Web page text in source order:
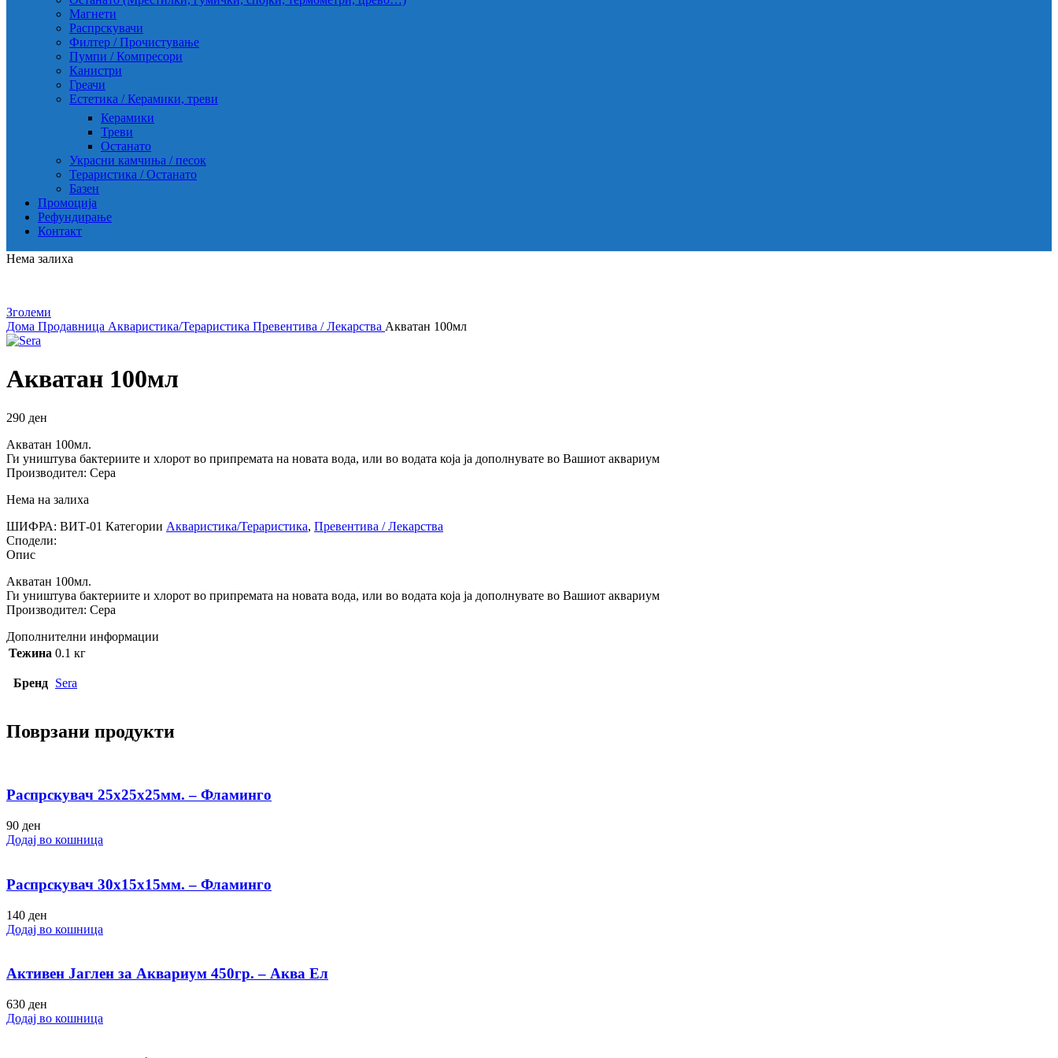
Магнети
Распрскувачи
Филтер / Прочистување
Пумпи / Компресори
Канистри
Греачи
Естетика / Керамики, треви
Керамики
Треви
Останато
Украсни камчиња / песок
Тераристика / Останато
Базен
Промоција
Рефундирање
Контакт
Нема залиха
Зголеми
Дома Продавница Акваристика/Тераристика Превентива / Лекарства Акватан 100мл
Акватан 100мл
290 ден
Акватан 100мл.
Ги уништува бактериите и хлорот во припремата на новата вода, или во водата која ја дополнувате во Вашиот аквариум
Производител: Сера
Нема на залиха
ШИФРА: ВИТ-01 Категории Акваристика/Тераристика, Превентива / Лекарства
Сподели:
Опис
Акватан 100мл.
Ги уништува бактериите и хлорот во припремата на новата вода, или во водата која ја дополнувате во Вашиот аквариум
Производител: Сера
Дополнителни информации
Тежина 0.1 кг
Бренд Sera
Поврзани продукти
Распрскувач 25х25х25мм. – Фламинго
90 ден
Додај во кошница
Распрскувач 30х15х15мм. – Фламинго
140 ден
Додај во кошница
Активен Јаглен за Аквариум 450гр. – Аква Ел
630 ден
Додај во кошница